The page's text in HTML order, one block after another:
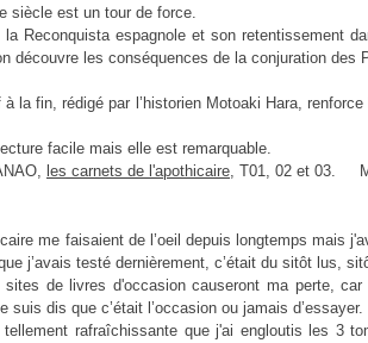
siècle est un tour de force.
Reconquista espagnole et son retentissement
découvre les conséquences de la conjuration des
la fin, rédigé par l’historien Motoaki Hara,
facile mais elle est remarquable.
les carnets de l'apothicaire, T01, 02 et 03.
me faisaient de l’oeil depuis longtemps mais
j’avais testé dernièrement, c’était du sitôt lus,
de livres d'occasion causeront ma perte,
suis dis que c’était l’occasion ou jamais d’essayer.
rafraîchissante que j'ai engloutis les 3